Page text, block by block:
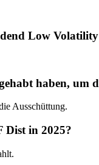
Low
haben, um
Ausschüttung.
Dist in 2025?